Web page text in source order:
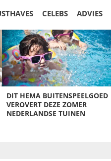
CELEBS ADVIES
DIT HEMA BUITENSPEELGOED
VEROVERT DEZE ZOMER
NEDERLANDSE TUINEN